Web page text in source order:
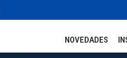
NOVEDADES